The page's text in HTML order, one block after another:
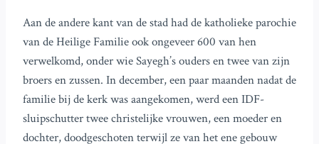
Aan de andere kant van de stad had de katholieke parochie
van de Heilige Familie ook ongeveer 600 van hen
verwelkomd, onder wie Sayegh’s ouders en twee van zijn
broers en zussen. In december, een paar maanden nadat de
familie bij de kerk was aangekomen, werd een IDF-
sluipschutter twee christelijke vrouwen, een moeder en
dochter, doodgeschoten terwijl ze van het ene gebouw